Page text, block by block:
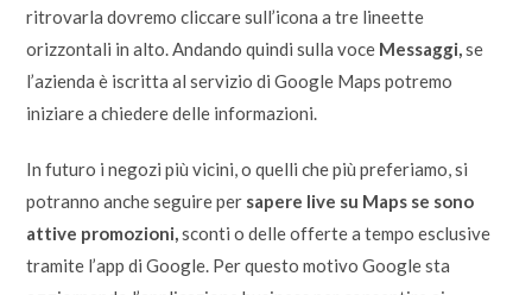
ritrovarla dovremo cliccare sull’icona a tre lineette
orizzontali in alto. Andando quindi sulla voce Messaggi,se
l’azienda è iscritta al servizio di Google Maps potremo
iniziare a chiedere delle informazioni.
In futuro i negozi più vicini, o quelli che più preferiamo, si
potranno anche seguire per sapere live su Maps se sono
attive promozioni,sconti o delle offerte a tempo esclusive
tramite l’app di Google. Per questo motivo Google sta